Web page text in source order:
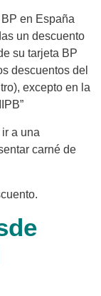
en España
un descuento
su tarjeta BP
descuentos del
excepto en la
a una
carné de